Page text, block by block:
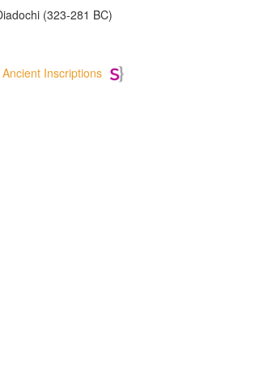
(323-281 BC)
Ancient Inscriptions